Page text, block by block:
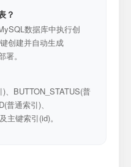
？
数据库中执行创
创建并自动生成
。
、BUTTON_STATUS(普
通索引)、
主键索引(id)。